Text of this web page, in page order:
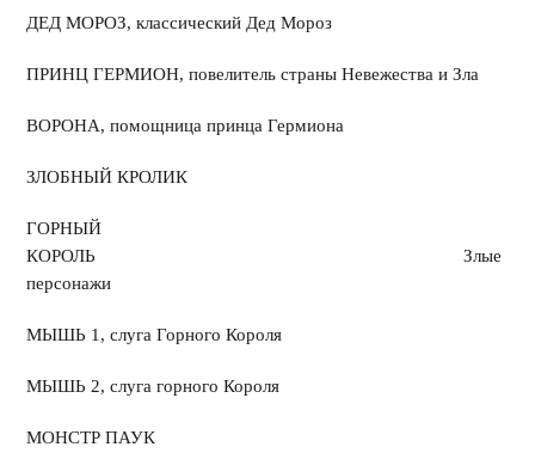
ДЕД МОРОЗ, классический Дед Мороз
ПРИНЦ ГЕРМИОН, повелитель страны Невежества и Зла
ВОРОНА, помощница принца Гермиона
ЗЛОБНЫЙ КРОЛИК
ГОРНЫЙ
КОРОЛЬ Злые
персонажи
МЫШЬ 1, слуга Горного Короля
МЫШЬ 2, слуга горного Короля
МОНСТР ПАУК